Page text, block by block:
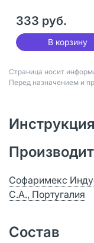
333 руб.
В корзину
Страница носит
Перед назначением и
Софаримекс
С.А., Португалия
Состав